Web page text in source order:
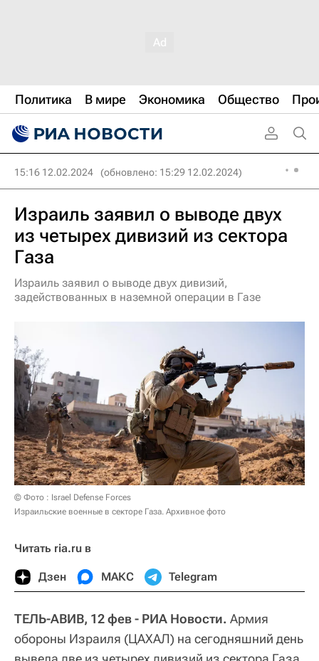
Политика В мире Экономика Общество
15:16 12.02.2024 (обновлено: 15:29 12.02.2024)
Израиль заявил о выводе двух
из четырех дивизий из сектора
Газа
Израиль заявил о выводе двух дивизий,
задействованных в наземной операции в Газе
© Фото : Israel Defense Forces
Израильские военные в секторе Газа. Архивное фото
Читать ria.ru в
Дзен МАКС Telegram
ТЕЛЬ-АВИВ, 12 фев - РИА Новости. Армия
обороны Израиля (ЦАХАЛ) на сегодняшний день